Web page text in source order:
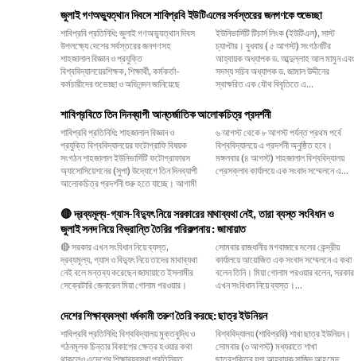
জুলাই গণঅভ্যুত্থান দিবসে শাবিপ্রবি ইউটিএলের সর্বস্তরের জনগণকে শুভেচ্ছা
শাবিপ্রবি প্রতিনিধি: জুলাই গণঅভ্যুত্থান দিবস
উপলক্ষ্যে দেশের সর্বস্তরের জনগণসহ
শাহজালাল বিজ্ঞান ও প্রযুক্তি
বিশ্ববিদ্যালয়েরশিক্ষক, শিক্ষার্থী, কর্মকর্তা-
কর্মচারীদের শুভেচ্ছা ও অভিনন্দন জানিয়েছে
ইউনিভার্সিটি টিচার্স লিংক (ইউটিএল), সাস্ট
চ্যাপ্টার। বুধবার ( ৫ আগস্ট) সংগঠনটির
আহ্বায়ক অধ্যাপক ড. আব্দুল্লাহ আল মামুন এবং
সদস্য সচিব অধ্যাপক ড. জামাল উদ্দীনের
স্বাক্ষরিত এক যৌথ বিবৃতিতে এ...
শাবিপ্রবিতে তিন দিনব্যাপী আন্তর্জাতিক আলোকচিত্র প্রদর্শনী
শাবিপ্রবি প্রতিনিধি: শাহজালাল বিজ্ঞান ও
প্রযুক্তি বিশ্ববিদ্যালয়ের ফটোগ্রাফি বিষয়ক
সংগঠন শাহজালাল ইউনিভার্সিটি ফটোগ্রাফারস
অ্যাসোসিয়েশনের (সুপা) উদ্যোগে তিন দিনব্যাপী
আলোকচিত্র প্রদর্শনী শুরু হতে যাচ্ছে। আগামী
৬ আগস্ট থেকে ৮ আগস্ট পর্যন্ত প্রথম পর্বে
বিশ্ববিদ্যালয়ে এ প্রদর্শনী অনুষ্ঠিত হবে।
মঙ্গলবার (৪ আগস্ট) শাহজালাল বিশ্ববিদ্যালয়
প্রেসক্লাব কার্যালয়ে এক সংবাদ সম্মেলনে এ...
🔴 দ্রব্যমূল্য-গ্যাস-বিদ্যুৎ নিয়ে সরকারের মাথাব্যথা নেই, তারা ব্যস্ত সংবিধান ও
জুলাই সনদ নিয়ে বিভ্রান্তি তৈরির পরিকল্পনায় : জামায়াত
🔴 সরকার এখন সংবিধান নিয়ে ব্যস্ত,
দ্রব্যমূল্য, গ্যাস ও বিদ্যুৎ নিয়ে তাদের মাথাব্যথা
নেই বলে মন্তব্য করেছেন জামায়াতে ইসলামীর
সেক্রেটারি জেনারেল মিয়া গোলাম পরওয়ার।
সোমবার রাজধানীর মগবাজারে দলের কেন্দ্রীয়
কার্যালয়ে আয়োজিত এক সংবাদ সম্মেলনে এ কথা
বলেন তিনি। মিয়া গোলাম পরওয়ার বলেন, সরকার
এখন সংবিধান নিয়ে ব্যস্ত।...
দেশের শিক্ষাব্যবস্থা ধর্ষকামী তরুণ তৈরি করছে: ছাত্র ইউনিয়ন
শাবিপ্রবি প্রতিনিধি: বিশ্ববিদ্যালয় মুক্তবুদ্ধি ও
গঠনমূলক চিন্তার বিকাশের ক্ষেত্র হওয়ার কথা
বিশ্ববিদ্যালয় (শাবিপ্রবি) শাখা ছাত্র ইউনিয়ন।
সোমবার (৩ আগস্ট) মধ্যরাতে শাখা